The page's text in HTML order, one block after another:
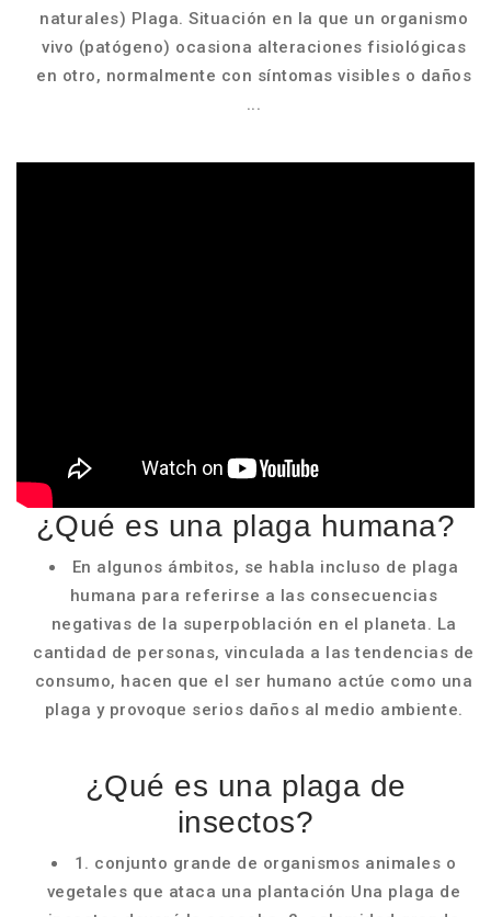
naturales) Plaga. Situación en la que un organismo
vivo (patógeno) ocasiona alteraciones fisiológicas
en otro, normalmente con síntomas visibles o daños
...
¿Qué es una plaga humana?
En algunos ámbitos, se habla incluso de plaga
humana para referirse a las consecuencias
negativas de la superpoblación en el planeta. La
cantidad de personas, vinculada a las tendencias de
consumo, hacen que el ser humano actúe como una
plaga y provoque serios daños al medio ambiente.
¿Qué es una plaga de
insectos?
1. conjunto grande de organismos animales o
vegetales que ataca una plantación Una plaga de